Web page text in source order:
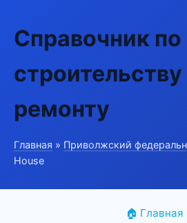
Справочник по
строительству
ремонту
Главная » Приволжский
House
🏠 Главная